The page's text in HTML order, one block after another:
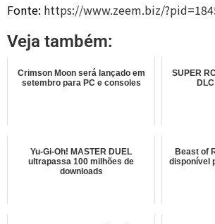
Fonte: https://www.zeem.biz/
Veja também:
Crimson Moon será lançado em
setembro para PC e consoles
SUPER
Yu-Gi-Oh! MASTER DUEL
ultrapassa 100 milhões de
downloads
Beast of
disponível